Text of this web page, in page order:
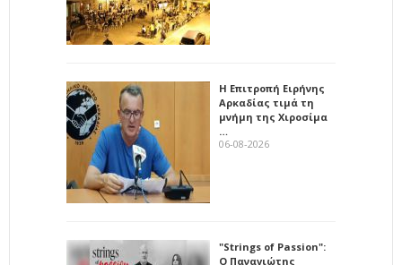
Η Επιτροπή Ειρήνης
Αρκαδίας τιμά τη
μνήμη της Χιροσίμα
…
06-08-2026
"Strings of Passion":
Ο Παναγιώτης